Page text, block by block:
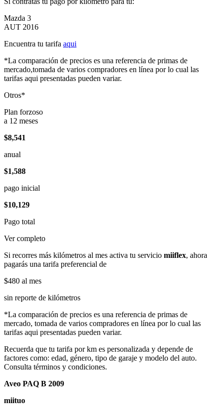
Mazda 3
AUT 2016
Encuentra tu tarifa aqui
*La comparación de precios es una referencia de primas de
mercado,tomada de varios compradores en línea por lo cual las
tarifas aqui presentadas pueden variar.
Otros*
Plan forzoso
a 12 meses
$8,541
anual
$1,588
pago inicial
$10,129
Pago total
Ver completo
Si recorres más kilómetros al mes activa tu servicio miiflex, ahora
pagarás una tarifa preferencial de
$480 al mes
sin reporte de kilómetros
*La comparación de precios es una referencia de primas de
mercado, tomada de varios compradores en línea por lo cual las
tarifas aqui presentadas pueden variar.
Recuerda que tu tarifa por km es personalizada y depende de
factores como: edad, género, tipo de garaje y modelo del auto.
Consulta términos y condiciones.
Aveo PAQ B 2009
miituo